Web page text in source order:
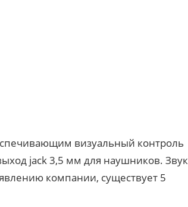
визуальный контроль
jack 3,5 мм для наушников. Звук
компании, существует 5